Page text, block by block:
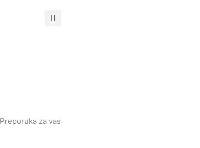
Preporuka za vas